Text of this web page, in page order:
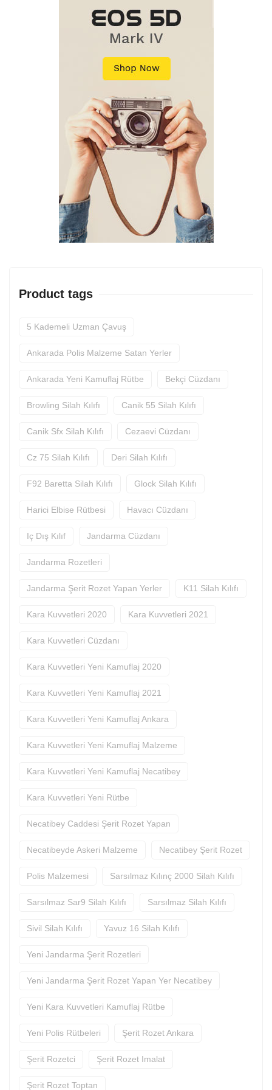
Product tags
5 Kademeli Uzman Çavuş
Ankarada Polis Malzeme Satan Yerler
Ankarada Yeni Kamuflaj Rütbe Bekçi Cüzdanı
Browling Silah Kılıfı Canik 55 Silah Kılıfı
Canik Sfx Silah Kılıfı Cezaevi Cüzdanı
Cz 75 Silah Kılıfı Deri Silah Kılıfı
F92 Baretta Silah Kılıfı Glock Silah Kılıfı
Harici Elbise Rütbesi Havacı Cüzdanı
Iç Dış Kılıf Jandarma Cüzdanı
Jandarma Rozetleri
Jandarma Şerit Rozet Yapan Yerler K11 Silah Kılıfı
Kara Kuvvetleri 2020 Kara Kuvvetleri 2021
Kara Kuvvetleri Cüzdanı
Kara Kuvvetleri Yeni Kamuflaj 2020
Kara Kuvvetleri Yeni Kamuflaj 2021
Kara Kuvvetleri Yeni Kamuflaj Ankara
Kara Kuvvetleri Yeni Kamuflaj Malzeme
Kara Kuvvetleri Yeni Kamuflaj Necatibey
Kara Kuvvetleri Yeni Rütbe
Necatibey Caddesi Şerit Rozet Yapan
Necatibeyde Askeri Malzeme Necatibey Şerit Rozet
Polis Malzemesi Sarsılmaz Kılınç 2000 Silah Kılıfı
Sarsılmaz Sar9 Silah Kılıfı Sarsılmaz Silah Kılıfı
Sivil Silah Kılıfı Yavuz 16 Silah Kılıfı
Yeni Jandarma Şerit Rozetleri
Yeni Jandarma Şerit Rozet Yapan Yer Necatibey
Yeni Kara Kuvvetleri Kamuflaj Rütbe
Yeni Polis Rütbeleri Şerit Rozet Ankara
Şerit Rozetci Şerit Rozet Imalat
Şerit Rozet Toptan